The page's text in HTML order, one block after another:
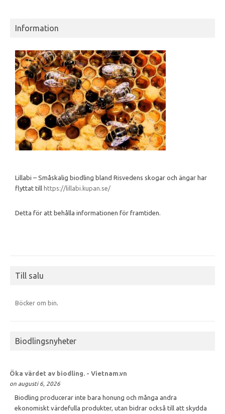
Information
Lillabi – Småskalig biodling bland Risvedens skogar och ängar har
flyttat till https://lillabi.kupan.se/
Detta för att behålla informationen för framtiden.
Till salu
Böcker om bin.
Biodlingsnyheter
Öka värdet av biodling. - Vietnam.vn
on augusti 6, 2026
Biodling producerar inte bara honung och många andra
ekonomiskt värdefulla produkter, utan bidrar också till att skydda